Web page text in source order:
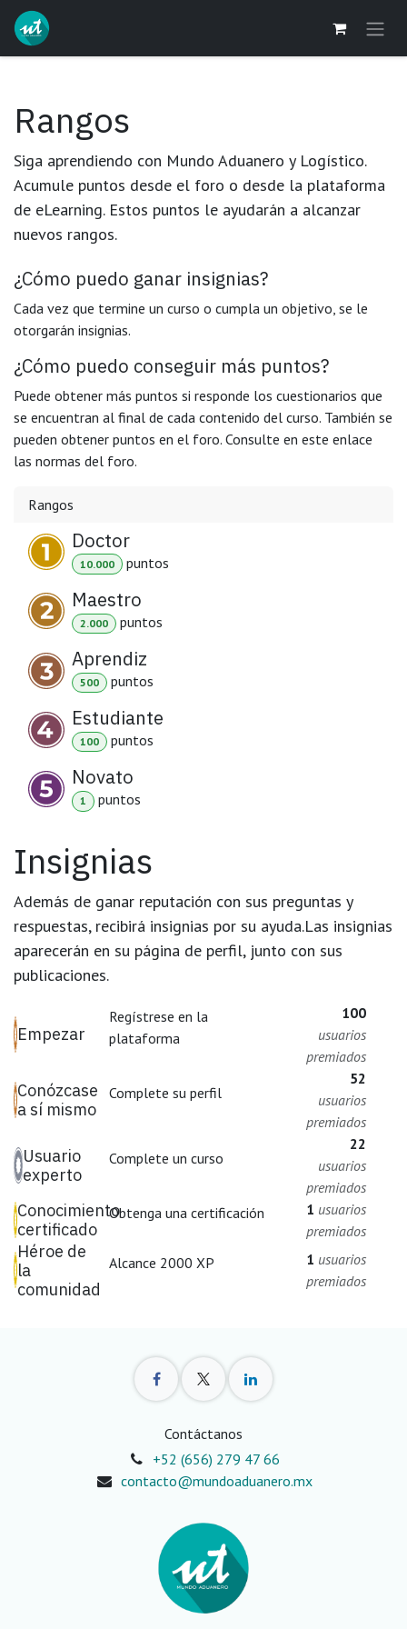
Ir al contenido
Rangos
Siga aprendiendo con Mundo Aduanero y Logístico.
Acumule puntos desde el foro o desde la plataforma
de eLearning. Estos puntos le ayudarán a alcanzar
nuevos rangos.
¿Cómo puedo ganar insignias?
Cada vez que termine un curso o cumpla un objetivo, se le
otorgarán insignias.
¿Cómo puedo conseguir más puntos?
Puede obtener más puntos si responde los cuestionarios que
se encuentran al final de cada contenido del curso. También se
pueden obtener puntos en el foro. Consulte en este enlace
las normas del foro.
Rangos
Doctor
10.000 puntos
Maestro
2.000 puntos
Aprendiz
500 puntos
Estudiante
100 puntos
Novato
1 puntos
Insignias
Además de ganar reputación con sus preguntas y
respuestas, recibirá insignias por su ayuda.Las insignias
aparecerán en su página de perfil, junto con sus
publicaciones.
Empezar
Regístrese en la
plataforma
100
usuarios
premiados
Conózcase
a sí mismo
Complete su perfil
52
usuarios
premiados
Usuario
experto
Complete un curso
22
usuarios
premiados
Conocimiento
certificado
Obtenga una certificación 1 usuarios
premiados
Héroe de
la
comunidad
Alcance 2000 XP 1 usuarios
premiados
Contáctanos
+52 (656) 279 47 66
contacto@mundoaduanero.mx